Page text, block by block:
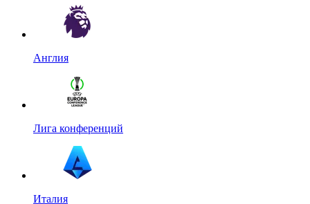
Англия
Лига конференций
Италия